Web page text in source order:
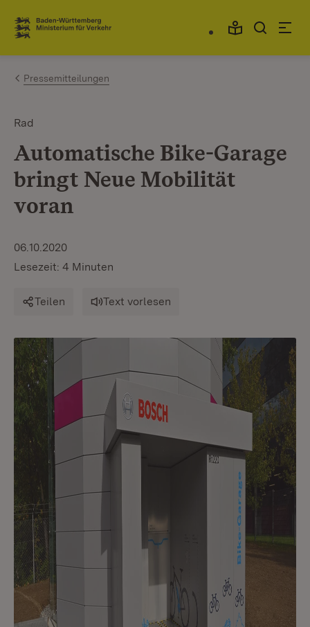
Zum Inhalt springen
Link zur Startseite
Pressemitteilungen
Rad
Automatische Bike-Garage
bringt Neue Mobilität
voran
06.10.2020
Lesezeit: 4 Minuten
Teilen Text vorlesen